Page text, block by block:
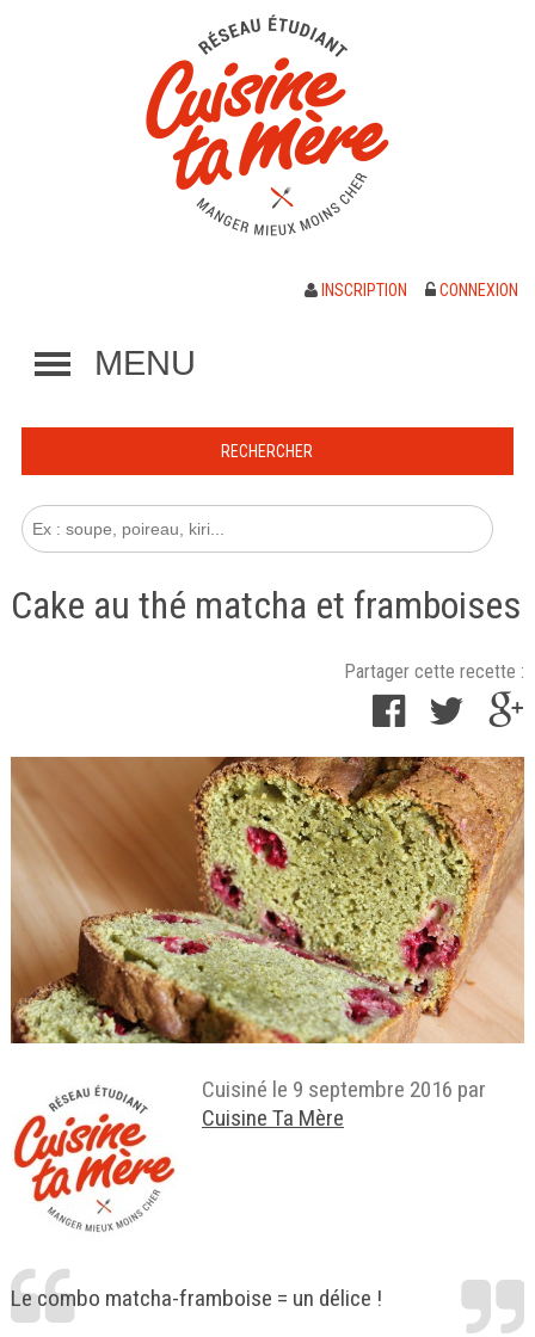
INSCRIPTION CONNEXION
MENU
Cake au thé matcha et framboises
Partager cette recette :
Cuisiné le 9 septembre 2016 par
Cuisine Ta Mère
Le combo matcha-framboise = un délice !